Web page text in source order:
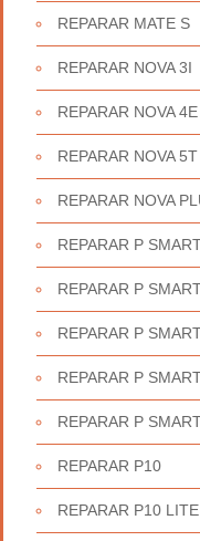
REPARAR MATE S
REPARAR NOVA 3I
REPARAR NOVA 4E
REPARAR NOVA 5T
REPARAR NOVA
REPARAR P
REPARAR P
REPARAR P
REPARAR P
REPARAR P
REPARAR P10
REPARAR P10 LITE